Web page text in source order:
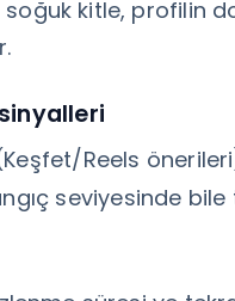
soğuk kitle, profilin
Reels
seviyesinde